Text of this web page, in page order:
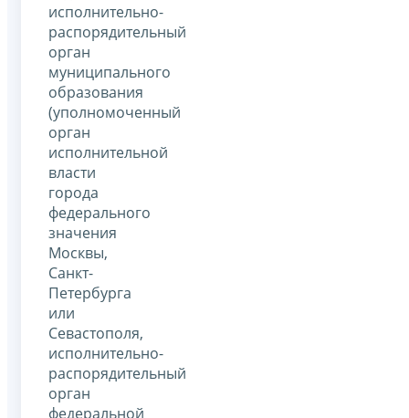
исполнительно-
распорядительный
орган
муниципального
образования
(уполномоченный
орган
исполнительной
власти
города
федерального
значения
Москвы,
Санкт-
Петербурга
или
Севастополя,
исполнительно-
распорядительный
орган
федеральной